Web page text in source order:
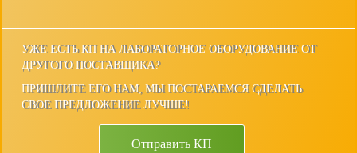
УЖЕ ЕСТЬ КП НА ЛАБОРАТОРНОЕ ОБОРУДОВАНИЕ ОТ
ДРУГОГО ПОСТАВЩИКА?
ПРИШЛИТЕ ЕГО НАМ, МЫ ПОСТАРАЕМСЯ СДЕЛАТЬ
СВОЕ ПРЕДЛОЖЕНИЕ ЛУЧШЕ!
Отправить КП